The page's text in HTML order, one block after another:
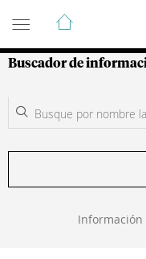
Guía de
Buscador de